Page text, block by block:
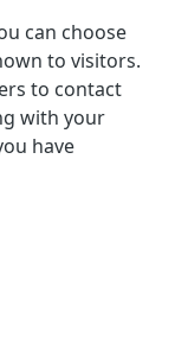
can choose
to visitors.
to contact
with your
have